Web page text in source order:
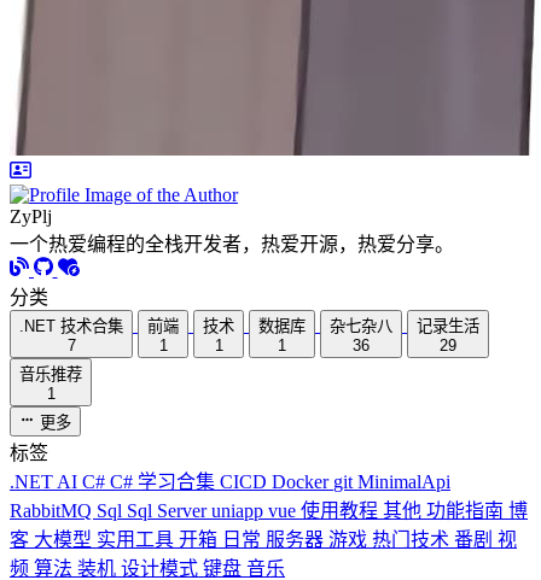
ZyPlj
一个热爱编程的全栈开发者，热爱开源，热爱分享。
分类
.NET 技术合集
7
前端
1
技术
1
数据库
1
杂七杂八
36
记录生活
29
音乐推荐
1
更多
标签
.NET AI C# C# 学习合集 CICD Docker git MinimalApi
RabbitMQ Sql Sql Serveruniapp vue 使用教程 其他 功能指南 博
客 大模型 实用工具 开箱 日常 服务器 游戏 热门技术 番剧 视
频 算法 装机 设计模式 键盘 音乐